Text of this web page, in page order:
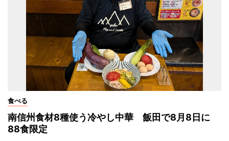
食べる
南信州食材8種使う冷やし中華 飯田で8月8日に
88食限定